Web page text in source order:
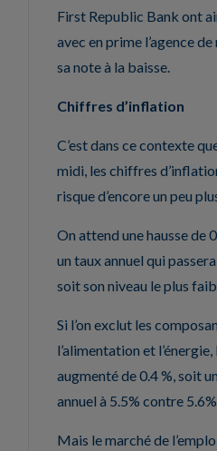
First Republic Bank ont
avec en prime l’agence
sa note à la baisse.
Chiffres d’inflation
C’est dans ce contexte
midi, les chiffres
risque d’encore un peu
On attend une hausse de
un taux annuel qui
soit son niveau le plus
Si l’on exclut les
l’alimentation et
augmenté de 0.4 %, soit
annuel à 5.5% contre
Mais le marché de